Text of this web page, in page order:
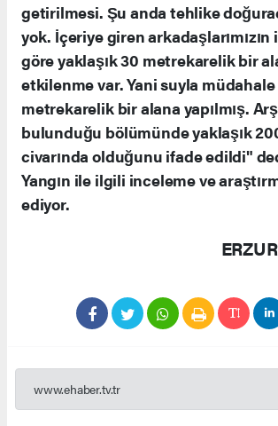
getirilmesi. Şu anda tehlike
yok. İçeriye giren
göre yaklaşık 30 metrekarelik bir
etkilenme var. Yani suyla müdahale
metrekarelik bir alana yapılmış.
bulunduğu bölümünde yaklaşık
civarında olduğunu ifade edildi"
Yangın ile ilgili inceleme ve
ediyor.
www.ehaber.tv.tr